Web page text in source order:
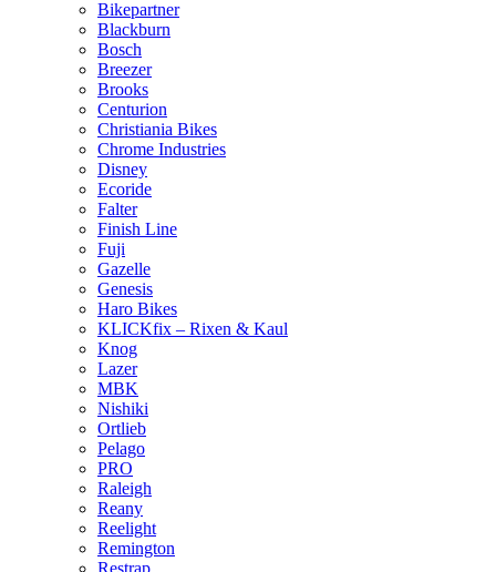
Bikepartner
Blackburn
Bosch
Breezer
Brooks
Centurion
Christiania Bikes
Chrome Industries
Disney
Ecoride
Falter
Finish Line
Fuji
Gazelle
Genesis
Haro Bikes
KLICKfix – Rixen & Kaul
Knog
Lazer
MBK
Nishiki
Ortlieb
Pelago
PRO
Raleigh
Reany
Reelight
Remington
Restrap